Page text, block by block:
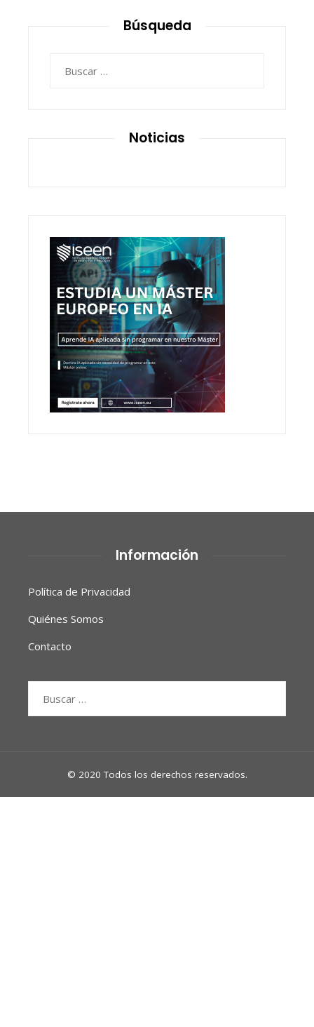
Búsqueda
Noticias
Información
Política de Privacidad
Quiénes Somos
Contacto
© 2020 Todos los derechos reservados.